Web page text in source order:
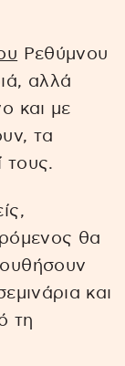
Ρεθύμνου
αλλά
και με
τα
τους.
θα
και
τη